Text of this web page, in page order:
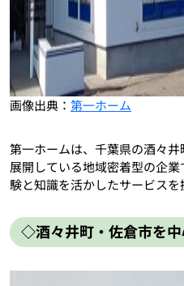
画像出典： 第一ホーム
第一ホームは、千葉県の酒々
展開している地域密着型の企
験と知識を活かしたサービスを
◇酒々井町・佐倉市を